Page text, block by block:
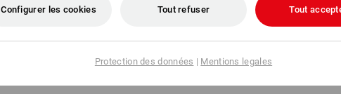
Configurer les cookies Tout refuser Tout
Protection des données | Mentions legales